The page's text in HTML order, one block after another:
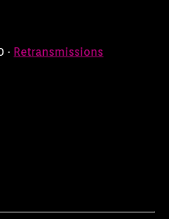
· Retransmissions